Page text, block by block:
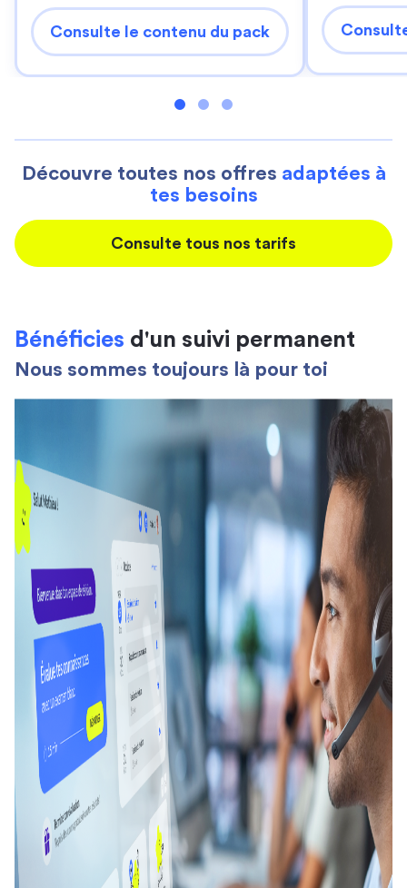
Consulte le contenu du pack
Découvre toutes nos offres adaptées à
tes besoins
Consulte tous nos tarifs
Bénéficies d'un suivi permanent
Nous sommes toujours là pour toi